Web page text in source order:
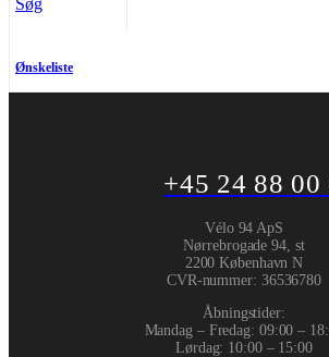
Søg
Ønskeliste
+45 24 88 00
Vélo 94 ApS
Nørrebrogade 94, st
2200 København N
CVR-nummer: 36536780
Åbningstider:
Mandag – Fredag: 09:00 –
Lørdag: 10:00 – 15:00